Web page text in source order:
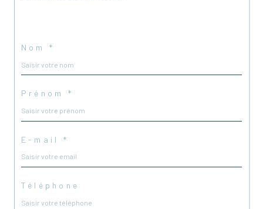
Nom *
Prénom *
E-mail *
Téléphone